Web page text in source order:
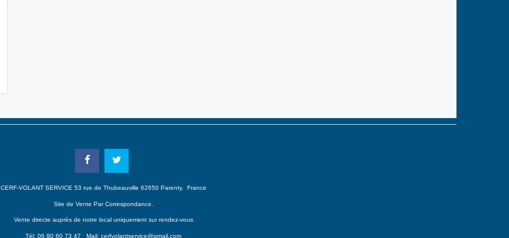
CERF-VOLANT SERVICE 53 rue de Thubeauville 62650 Parenty. France
Site de Vente Par Correspondance.
Vente directe auprès de notre local uniquement sur rendez-vous
Tél: 06 80 60 73 47 Mail: cerfvolantservice@gmail.com